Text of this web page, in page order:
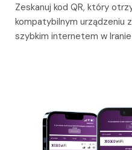
Zeskanuj kod QR, który
kompatybilnym urządzeniu
szybkim internetem w Iranie